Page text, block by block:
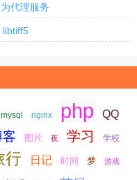
代理服务
libtiff5
mysql nginx php QQ
图片 夜 学习 学校
行 日记 时间 梦 游戏